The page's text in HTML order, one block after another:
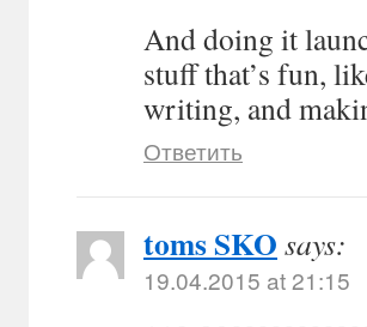
And doing it
stuff that’s fun,
writing, and
Ответить
toms SKO says:
19.04.2015 at 21:15